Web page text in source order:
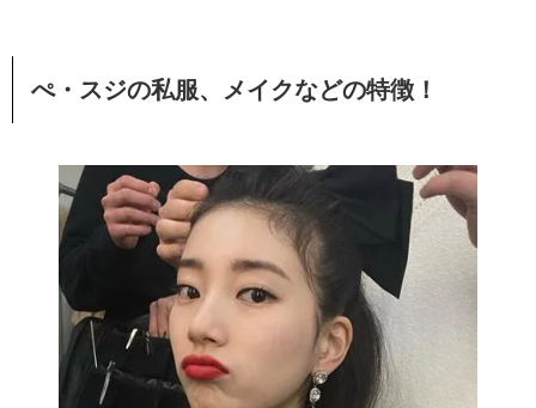
ぺ・スジの私服、メイクなどの特徴！